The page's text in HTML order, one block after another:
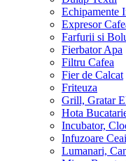
Echipamente
Expresor
Farfurii si
Fierbator Apa
Filtru Cafea
Fier de Calcat
Friteuza
Grill, Gratar
Hota
Incubator,
Infuzoare
Lumanari,